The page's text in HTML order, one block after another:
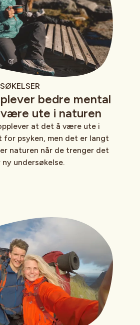
bedre mental
være ute i naturen
at det å være ute i
for psyken, men det er langt
naturen når de trenger det
undersøkelse.